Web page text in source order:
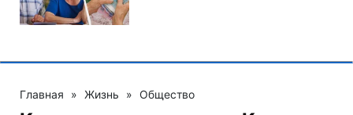
Главная » Жизнь » Общество